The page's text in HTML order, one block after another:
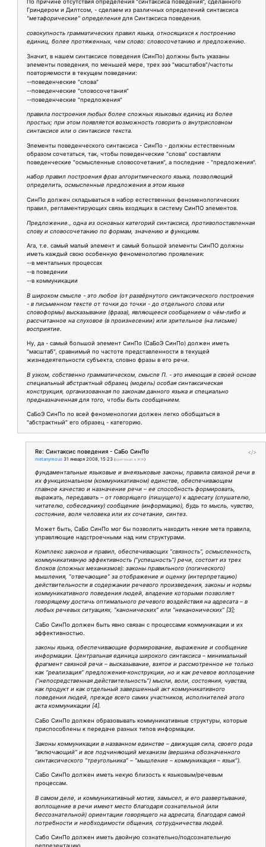
По причине отсутствия определения "синтаксиса поведения", сделанного
Гриндером и Дилтсом, - сделаем из различных определений синтаксиса
"метафорические" определениядля Синтаксиса поведения.
совокупность грамматических правил языка, относящихся к построению
единиц, более протяженных, чем слово: словосочетанию и предложению.
Значит, в нашем синтаксисе поведения (СинПо) должны быть указаны
элементы поведения, по меньшей мере, трех эээ "масштабов"/частоты
повторяемости в текущем поведении:
--поведенческие "слова"
--поведенческие "словосочетания"
--поведенческие "предложения"
правила построения любых более сложных языковых единиц из более
простых; при этом появляется возможность говорить о внутрисловном
синтаксисе или о синтаксисе текста.
Элементы поведенческого синтаксиса - СинПо - должны естественным
образом сочетаться, так, чтобы поведенческие "слова" составляли
поведенческие "осмысленные словосочетания", а последние - "предложения".
набор правил построения фраз алгоритмического языка, позволяющий
определить, осмысленные предложения в этом языке
СинПо должен складываться в набор естественных феноменологических
правил, регламентирующих связь входящих в систему СинПО элементов.
Предложение., одна из основных категорий синтаксиса, противопоставленная
слову и словосочетанию по формам, значению и функциям.
Ага, т.е. самый малый элемент и самый большой элементы СинПО должны
иметь каждый свою особенную феноменологию проявления:
--в ментальных процессах
--в поведении
--в коммуникации
В широком смысле - это любое (от развёрнутого синтаксического построения
- в письменном тексте от точки до точки - до отдельного слова или
словоформы) высказывание (фраза), являющееся сообщением о чём-либо и
рассчитанное на слуховое (в произнесении) или зрительное (на письме)
восприятие.
Ну, да - самый большой элемент СинПо (СаБоЭ СинПо) должен иметь
"масштаб", сравнимый по частоте представленности в текущей
жизнедеятельности субъекта, словно фразы в его речи.
В узком, собственно грамматическом, смысле П. - это имеющая в своей основе
специальный абстрактный образец (модель) особая синтаксическая
конструкция, организованная по законам данного языка и специально
предназначенная для того, чтобы быть сообщением.
СаБоЭ СинПо по всей феноменологии должен легко обобщаться в
"абстрактный" его образец - категорию.
</>
Re: Синтаксис поведения - СаБо СинПо
metanymous 31 января 2008, 15:23 (оригинал в ЖЖ)
фундаментальные языковые и внеязыковые законы, правила связной речи в
их функциональном (коммуникативном) единстве, обеспечивающем
главное качество и назначение речи – ее способность формировать,
выражать, передавать – от говорящего (пишущего) к адресату (слушателю,
читателю, собеседнику) сообщение (информацию), будь то мысль, чувство,
состояние, воля человека или их сочетание, синтез.
Может быть, СаБо СинПо мог бы позволить находить некие мета правила,
управляющие надстроечными над ним структурами.
Комплекс законов и правил, обеспечивающих “связность”, осмысленность,
коммуникативную эффективность (“успешность”) речи, состоит из трех
блоков (сложных механизмов): законы правильного (логического)
мышления, “отвечающие” за отображение и оценку (интерпретацию)
действительности в содержании речевого произведения, законы и нормы
коммуникативного поведения людей, владение которыми позволяет
говорящему достичь оптимального речевого воздействия на адресата – в
любых речевых ситуациях, “канонических” или “неканонических” [3];
СаБо СинПо должен быть явно связан с процессами коммуникации и их
эффективностью.
законы языка, обеспечивающие формирование, выражение и сообщение
информации. Центральная единица широкого синтаксиса – минимальный
фрагмент связной речи – высказывание, взятое и рассмотренное не только
как “реализация” предложения-конструкции, но и как речевое воплощение
(“непосредственная действительность”) мысли, воли, состояния, чувства,
как продукт и как отдельный завершенный акт коммуникативного
поведения людей, прежде всего самих участников, исполнителей этого
акта коммуникации [4].
СаБо СинПо должен образовывать коммуникативные структуры, которые
приспособлены к передаче разных типов информации.
Законы коммуникации в названном единстве – движущая сила, своего рода
“включающий” и все подчиняющий механизм (вершина обозначенного
синтаксического “треугольника” – “мышление – коммуникация – язык”).
СаБо СинПо должен иметь некую близость к языковым/речевым
процессам.
В самом деле, и коммуникативный мотив, замысел, и его развертывание,
воплощение в речи имеют место благодаря сознательной (или
бессознательной) ориентации говорящего на адресата, благодаря самой
потребности и необходимости общения, сотрудничества людей.
Сабо СинПо должен иметь двойную сознательно/подсознательную